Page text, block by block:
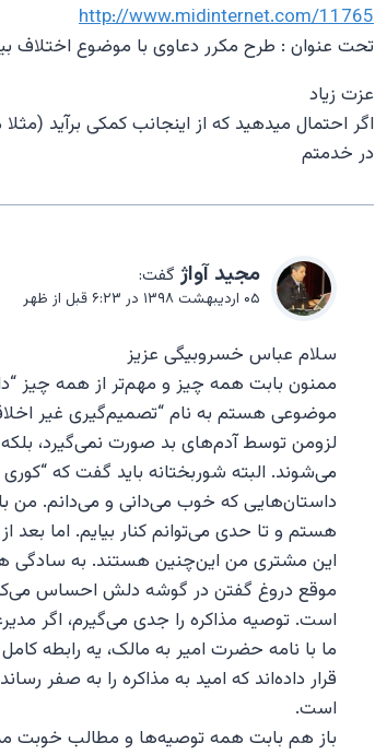
http://www.midinternet.com/11765
تحت عنوان : طرح مکرر دعاوی با موضوع اختلاف بین
عزت زیاد
اگر احتمال میدهید که از اینجانب کمکی برآید
در خدمتم
مجيد آواژ گفت:
۰۵ اردیبهشت ۱۳۹۸ در ۶:۲۳ قبل از ظهر
سلام عباس خسروبیگی عزیز
ممنون بابت همه چیز و مهم‌تر از همه چیز
موضوعی هستم به نام “تصمیم‌گیری غیر
لزومن توسط آدم‌های بد صورت نمی‌گیرد،
می‌شوند. البته شوربختانه باید گفت که
داستان‌هایی که خوب می‌دانی و می‌دانم. من
هستم و تا حدی می‌توانم کنار بیایم. اما بعد
این مشتری من این‌چنین هستند. به سادگی
موقع دروغ گفتن در گوشه دلش احساس
است. توصیه مذاکره را جدی می‌گیرم، اگر
ما با نامه حضرت امیر به مالک، یه رابطه
قرار داده‌اند که امید به مذاکره را به صفر
است.
باز هم بابت همه توصیه‌ها و مطالب خوبت